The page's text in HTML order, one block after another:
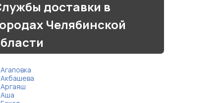
доставки в
Челябинской
Агаповка
Акбашева
Аргаяш
Аша